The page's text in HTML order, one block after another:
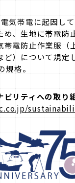
帯電に起因して
め、生地に帯電防
帯電防止作業服（
ど）について規定
格。
リティへの取り